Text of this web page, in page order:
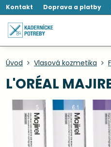
Kontakt Doprava a platby
Úvod Vlasová kozmetika
L'ORÉAL